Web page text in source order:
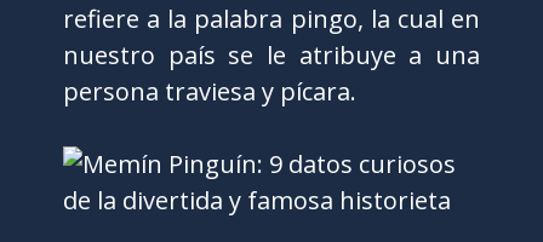
refiere a la palabra pingo, la cual en
nuestro país se le atribuye a una
persona traviesa y pícara.